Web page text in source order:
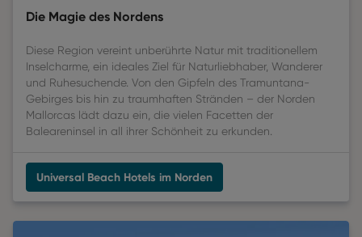
Die Magie des Nordens
Diese Region vereint unberührte Natur mit traditionellem
Inselcharme, ein ideales Ziel für Naturliebhaber, Wanderer
und Ruhesuchende. Von den Gipfeln des Tramuntana-
Gebirges bis hin zu traumhaften Stränden – der Norden
Mallorcas lädt dazu ein, die vielen Facetten der
Baleareninsel in all ihrer Schönheit zu erkunden.
Universal Beach Hotels im Norden